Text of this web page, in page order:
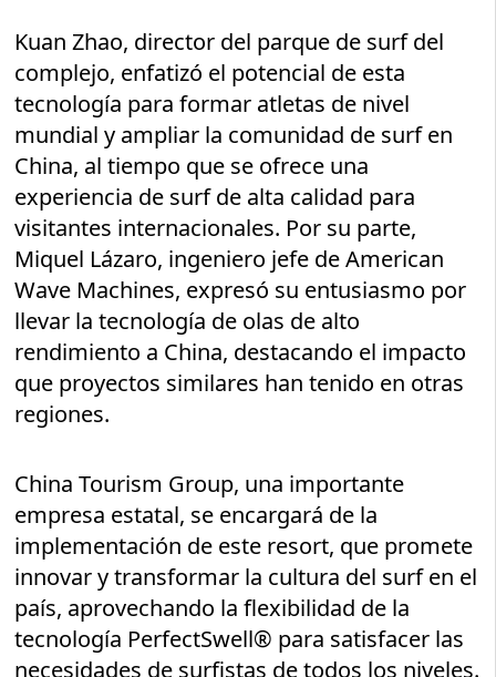
Kuan Zhao, director del parque de surf del
complejo, enfatizó el potencial de esta
tecnología para formar atletas de nivel
mundial y ampliar la comunidad de surf en
China, al tiempo que se ofrece una
experiencia de surf de alta calidad para
visitantes internacionales. Por su parte,
Miquel Lázaro, ingeniero jefe de American
Wave Machines, expresó su entusiasmo por
llevar la tecnología de olas de alto
rendimiento a China, destacando el impacto
que proyectos similares han tenido en otras
regiones.
China Tourism Group, una importante
empresa estatal, se encargará de la
implementación de este resort, que promete
innovar y transformar la cultura del surf en el
país, aprovechando la flexibilidad de la
tecnología PerfectSwell® para satisfacer las
necesidades de surfistas de todos los niveles.